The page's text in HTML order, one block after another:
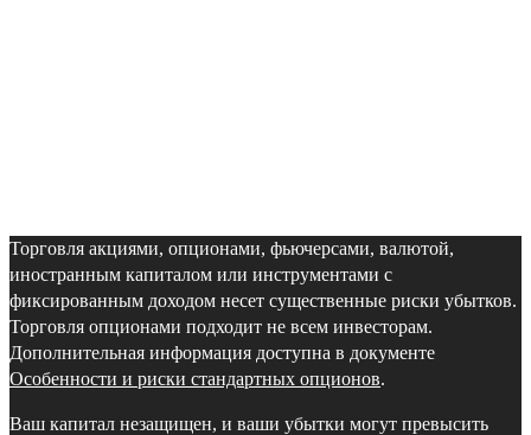
Торговля акциями, опционами, фьючерсами, валютой,
иностранным капиталом или инструментами с
фиксированным доходом несет существенные риски убытков.
Торговля опционами подходит не всем инвесторам.
Дополнительная информация доступна в документе
Особенности и риски стандартных опционов.
Ваш капитал незащищен, и ваши убытки могут превысить